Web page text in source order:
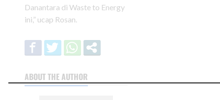
Danantara di Waste to Energy
ini,” ucap Rosan.
ABOUT THE AUTHOR